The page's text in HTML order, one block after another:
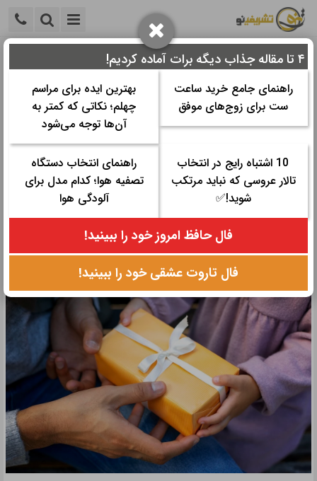
خانه >همایش و کنفرانس> هدیه مراسم>
جعبه باکس سوپرایز
تعداد رای‌دهندگان:
۰
جعبه باکس سورپرایز با طراحی‌های خلاقانه و جذاب برای لحظات خاص.
بهترین گزینه برای هدیه دادن و خلق خاطراتی به‌یادماندنی.
۴ تا مقاله جذاب دیگه برات آماده کردیم!
راهنمای جامع خرید ساعت
ست برای زوج‌های موفق
بهترین ایده برای مراسم
چهلم؛ نکاتی که کمتر به
آن‌ها توجه می‌شود
10 اشتباه رایج در انتخاب
تالار عروسی که نباید مرتکب
شوید!✅
راهنمای انتخاب دستگاه
تصفیه هوا؛ کدام مدل برای
آلودگی هوا
فال حافظ امروز خود را ببینید!
فال تاروت عشقی خود را ببینید!